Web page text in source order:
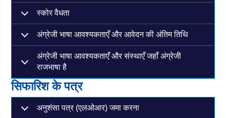
स्कोर वैधता
अंग्रेजी भाषा आवश्यकताएँ और आवेदन की अंतिम तिथि
अंग्रेजी भाषा आवश्यकताएँ और संस्थाएँ जहाँ अंग्रेजी
राजभाषा है
सिफारिश के पत्र
अनुशंसा पत्र (एलओआर) जमा करना